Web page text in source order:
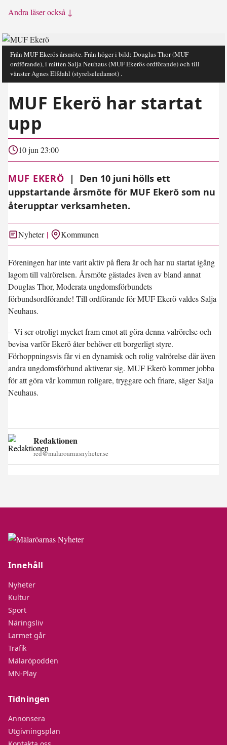
Andra läser också ↓
Från MUF Ekerös årsmöte. Från höger i bild: Douglas Thor (MUF
ordförande), i mitten Salja Neuhaus (MUF Ekerös ordförande) och till
vänster Agnes Elfdahl (styrelseledamot) .
MUF Ekerö har startat
upp
10 jun 23:00
MUF EKERÖ |
Den 10 juni hölls ett
uppstartande årsmöte för MUF Ekerö som nu
återupptar verksamheten.
Nyheter Kommunen
Föreningen har inte varit aktiv på flera år och har nu startat igång
lagom till valrörelsen. Årsmöte gästades även av bland annat
Douglas Thor, Moderata ungdomsförbundets
förbundsordförande! Till ordförande för MUF Ekerö valdes Salja
Neuhaus.
– Vi ser otroligt mycket fram emot att göra denna valrörelse och
bevisa varför Ekerö åter behöver ett borgerligt styre.
Förhoppningsvis får vi en dynamisk och rolig valrörelse där även
andra ungdomsförbund aktiverar sig. MUF Ekerö kommer jobba
för att göra vår kommun roligare, tryggare och friare, säger Salja
Neuhaus.
Redaktionen
red@malaroarnasnyheter.se
Innehåll
Nyheter
Kultur
Sport
Näringsliv
Larmet går
Trafik
Mälaröpodden
MN-Play
Tidningen
Annonsera
Utgivningsplan